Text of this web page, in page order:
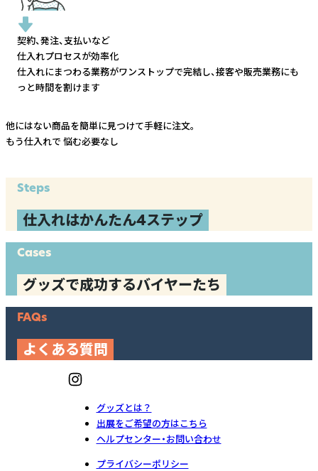
契約、発注、支払いなど
仕入れプロセスが効率化
仕入れにまつわる業務がワンストップで完結し、接客や販売業務にも
っと時間を割けます
他にはない商品を簡単に見つけて手軽に注文。
もう仕入れで 悩む必要なし
Steps
仕入れはかんたん4ステップ
Cases
グッズで成功するバイヤーたち
FAQs
よくある質問
グッズとは？
出展をご希望の方はこちら
ヘルプセンター・お問い合わせ
プライバシーポリシー